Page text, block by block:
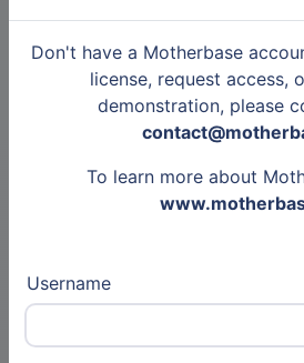
Don't have a Motherbase
license, request access,
demonstration, please
To learn more about
Username
Her repertoire
generations, continuing to
millions of people around
Her decision to join Sabam
of their career. In Belgium
Sabam